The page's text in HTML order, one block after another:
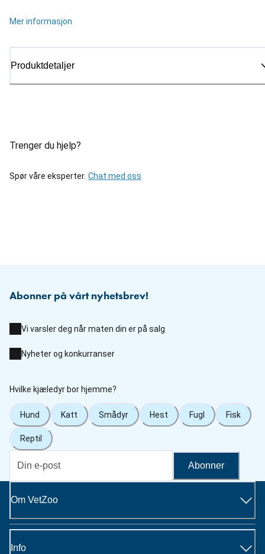
Mer informasjon
Produktdetaljer
Trenger du hjelp?
Spør våre eksperter. Chat med oss
Abonner på vårt nyhetsbrev!
Vi varsler deg når maten din er på salg
Nyheter og konkurranser
Hvilke kjæledyr bor hjemme?
Hund Katt Smådyr Hest Fugl Fisk
Reptil
Abonner
Om VetZoo
Info